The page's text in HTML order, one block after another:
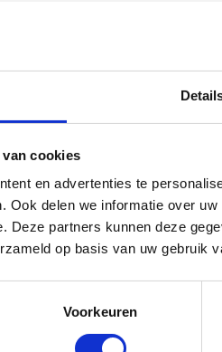
cookies
en advertenties te
Ook delen we informatie over
Deze partners kunnen deze
op basis van uw gebruik
Voorkeuren
het Hippo Tonic hooinet
voor 17:00 besteld =